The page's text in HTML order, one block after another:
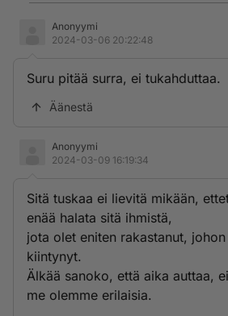
Anonyymi
2024-03-06 20:22:48
Suru pitää surra, ei tukahduttaa.
Äänestä
Anonyymi
2024-03-09 16:19:34
Sitä tuskaa ei lievitä mikään,
enää halata sitä ihmistä,
jota olet eniten rakastanut,
kiintynyt.
Älkää sanoko, että aika auttaa,
me olemme erilaisia.